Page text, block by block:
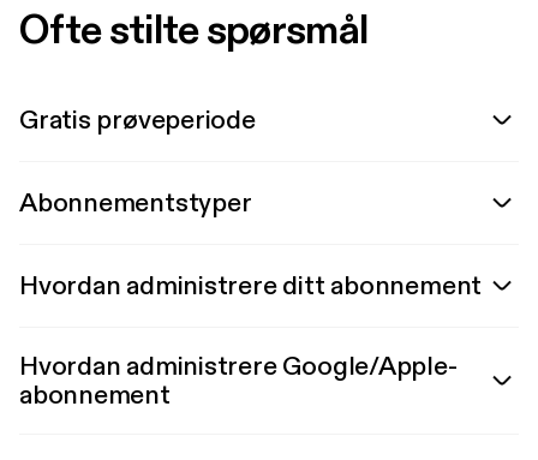
Ofte stilte spørsmål
Gratis prøveperiode
Abonnementstyper
Hvordan administrere ditt abonnement
Hvordan administrere Google/Apple-
abonnement